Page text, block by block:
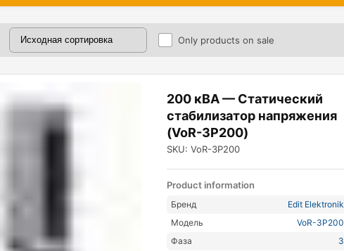
Only products on sale
200 кВА — Статический
стабилизатор напряжения
(VoR-3P200)
SKU: VoR-3P200
Product information
Бренд
Edit Elektronik
Модель
VoR-3P200
Фаза
3